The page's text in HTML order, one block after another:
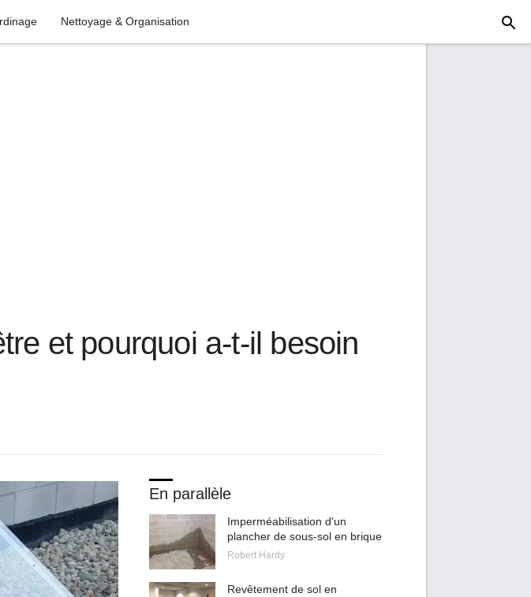
Nettoyage & Organisation
et pourquoi a-t-il besoin
En parallèle
Imperméabilisation d'un
plancher de sous-sol en brique
Robert Hardy
Revêtement de sol en